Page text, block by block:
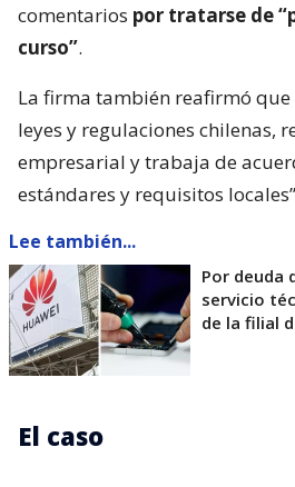
comentarios por tratarse de
curso”.
La firma también reafirmó que
leyes y regulaciones chilenas,
empresarial y trabaja de
estándares y requisitos
Lee también...
Por deuda
servicio
de la filial
El caso